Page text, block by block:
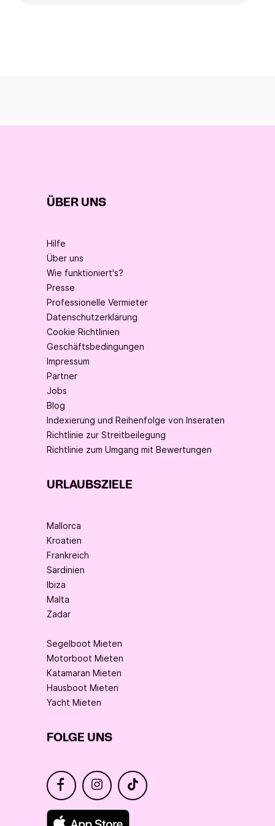
ÜBER UNS
Hilfe
Über uns
Wie funktioniert's?
Presse
Professionelle Vermieter
Datenschutzerklärung
Cookie Richtlinien
Geschäftsbedingungen
Impressum
Partner
Jobs
Blog
Indexierung und Reihenfolge von Inseraten
Richtlinie zur Streitbeilegung
Richtlinie zum Umgang mit Bewertungen
URLAUBSZIELE
Mallorca
Kroatien
Frankreich
Sardinien
Ibiza
Malta
Zadar
Segelboot Mieten
Motorboot Mieten
Katamaran Mieten
Hausboot Mieten
Yacht Mieten
FOLGE UNS